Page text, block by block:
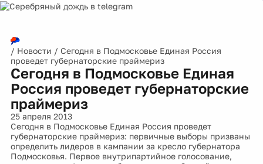
/ Новости / Сегодня в Подмосковье Единая Россия
проведет губернаторские праймериз
Сегодня в Подмосковье Единая
Россия проведет губернаторские
праймериз
25 апреля 2013
Сегодня в Подмосковье Единая Россия проведет
губернаторские праймериз: первичные выборы призваны
определить лидеров в кампании за кресло губернатора
Подмосковья. Первое внутрипартийное голосование,